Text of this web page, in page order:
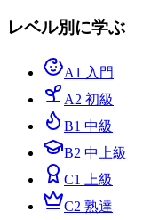
レベル別に学ぶ
A1 入門
A2 初級
B1 中級
B2 中上級
C1 上級
C2 熟達